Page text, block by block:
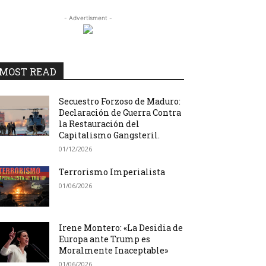
- Advertisment -
READ
Secuestro Forzoso de Maduro:
Declaración de Guerra Contra
la Restauración del
Capitalismo Gangsteril.
01/12/2026
Terrorismo Imperialista
01/06/2026
Irene Montero: «La Desidia de
Europa ante Trump es
Moralmente Inaceptable»
01/06/2026